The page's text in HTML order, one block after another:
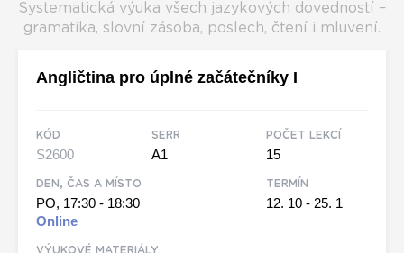
Systematická výuka všech jazykových dovedností –
gramatika, slovní zásoba, poslech, čtení i mluvení.
Angličtina pro úplné začátečníky I
KÓD
S2600
SERR
A1
POČET LEKCÍ
15
DEN, ČAS A MÍSTO
PO, 17:30 - 18:30
Online
TERMÍN
12. 10 - 25. 1
VÝUKOVÉ MATERIÁLY